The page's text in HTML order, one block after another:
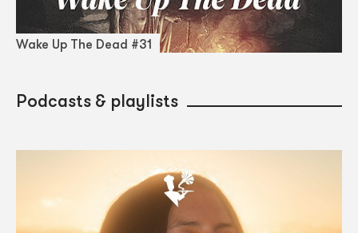
Wake Up The Dead #31
Podcasts & playlists